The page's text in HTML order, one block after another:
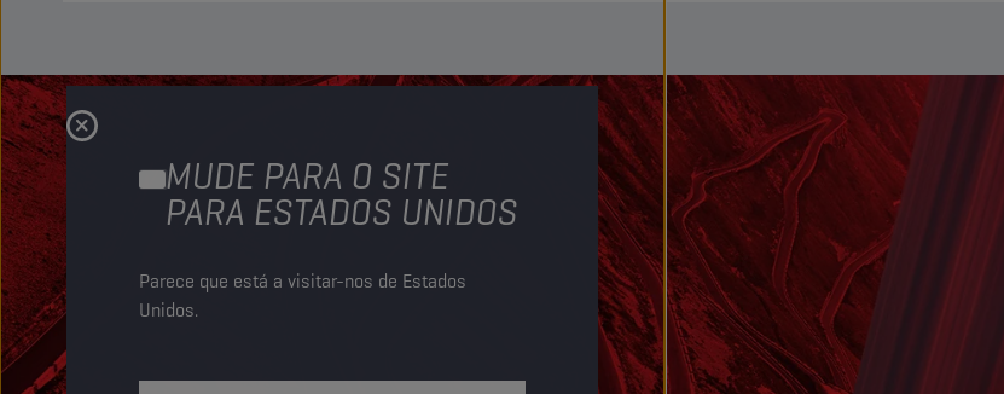
MUDE PARA O SITE
PARA ESTADOS UNIDOS
Parece que está a visitar-nos de Estados
Unidos.